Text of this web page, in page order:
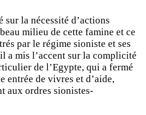
sur la nécessité d’actions
milieu de cette famine et ce
par le régime sioniste et ses
a mis l’accent sur la complicité
de l’Egypte, qui a fermé
entrée de vivres et d’aide,
aux ordres sionistes-